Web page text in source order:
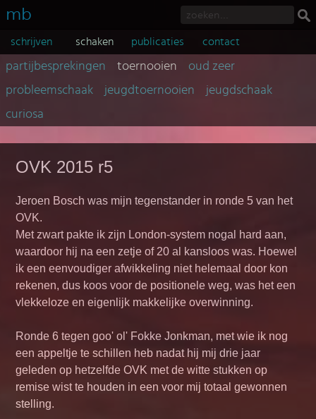
mb
schrijven schaken publicaties contact
partijbesprekingen toernooien
oud zeer
probleemschaak
jeugdtoernooien
jeugdschaak
curiosa
OVK 2015 r5
Jeroen Bosch was mijn tegenstander in ronde 5 van het
OVK.
Met zwart pakte ik zijn London-system nogal hard aan,
waardoor hij na een zetje of 20 al kansloos was. Hoewel
ik een eenvoudiger afwikkeling niet helemaal door kon
rekenen, dus koos voor de positionele weg, was het een
vlekkeloze en eigenlijk makkelijke overwinning.
Ronde 6 tegen goo' ol' Fokke Jonkman, met wie ik nog
een appeltje te schillen heb nadat hij mij drie jaar
geleden op hetzelfde OVK met de witte stukken op
remise wist te houden in een voor mij totaal gewonnen
stelling.